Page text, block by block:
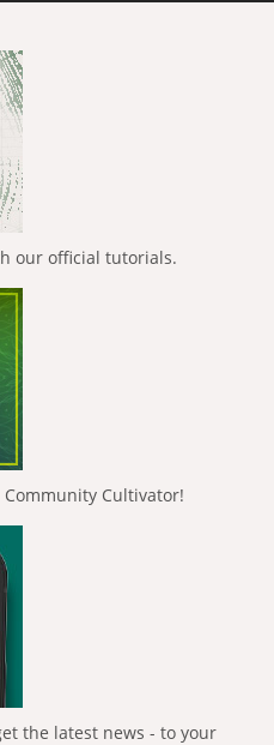
our official tutorials.
Community Cultivator!
the latest news - to your